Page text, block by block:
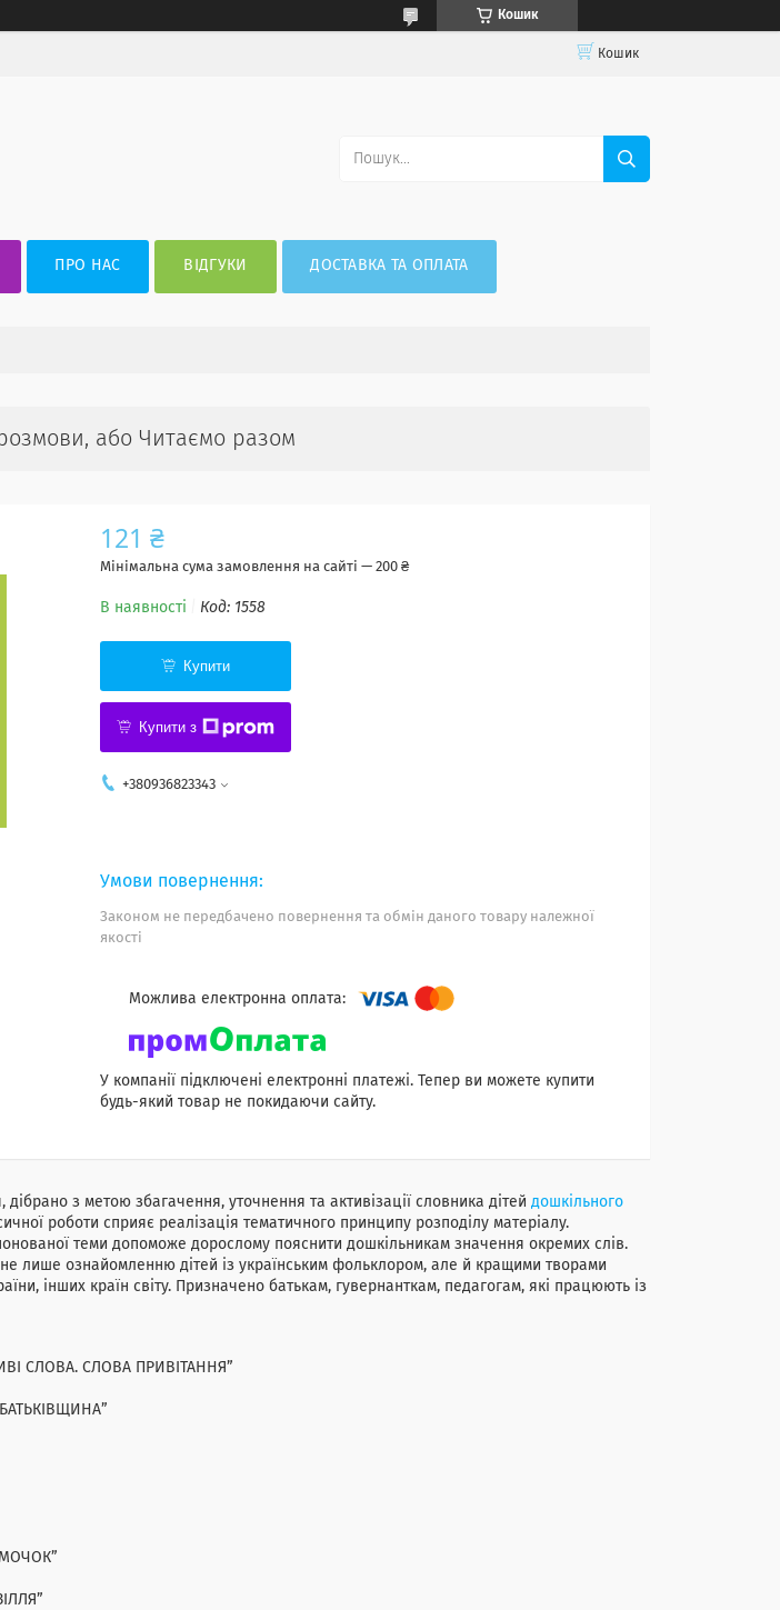
Кошик
Кошик
ПРО НАС ВІДГУКИ ДОСТАВКА ТА ОПЛАТА
або Читаємо разом
121 ₴
Мінімальна сума замовлення на сайті — 200 ₴
В наявності Код: 1558
Купити
Купити з
+380936823343
Законом не передбачено повернення та обмін даного товару належної
якості
У компанії підключені електронні платежі. Тепер ви можете купити
будь-який товар не покидаючи сайту.
дібрано з метою збагачення, уточнення та активізації словника дітей дошкільного
роботи сприяє реалізація тематичного принципу розподілу матеріалу.
теми допоможе дорослому пояснити дошкільникам значення окремих слів.
лише ознайомленню дітей із українським фольклором, але й кращими творами
інших країн світу. Призначено батькам, гувернанткам, педагогам, які працюють із
СЛОВА. СЛОВА ПРИВІТАННЯ”